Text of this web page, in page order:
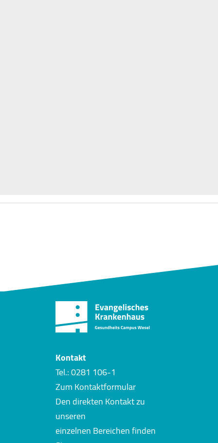
Kontakt
Tel.: 0281 106-1
Zum Kontaktformular
Den direkten Kontakt zu
unseren
einzelnen Bereichen finden